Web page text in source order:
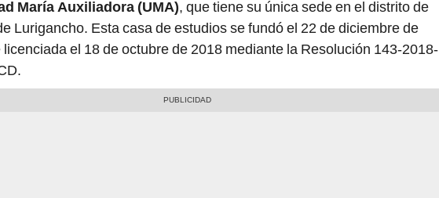
María Auxiliadora (UMA), que tiene su única sede en el distrito de
Lurigancho. Esta casa de estudios se fundó el 22 de diciembre de
licenciada el 18 de octubre de 2018 mediante la Resolución 143-2018-